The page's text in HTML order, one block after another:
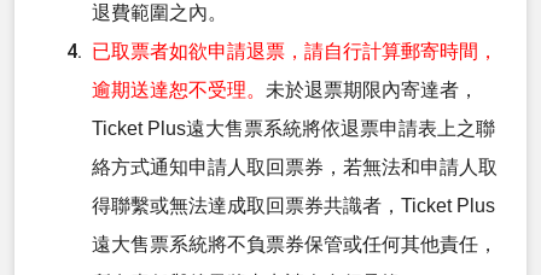
退費範圍之內。
已取票者如欲申請退票，請自行計算郵寄時間，
逾期送達恕不受理。 未於退票期限內寄達者，
Ticket Plus遠大售票系統將依退票申請表上之聯
絡方式通知申請人取回票券，若無法和申請人取
得聯繫或無法達成取回票券共識者，Ticket Plus
遠大售票系統將不負票券保管或任何其他責任，